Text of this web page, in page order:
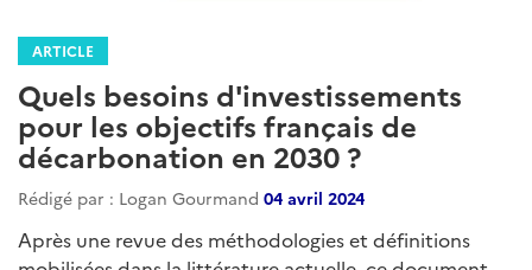
ARTICLE
Quels besoins d'investissements
pour les objectifs français de
décarbonation en 2030 ?
Rédigé par : Logan Gourmand 04 avril 2024
Après une revue des méthodologies et définitions